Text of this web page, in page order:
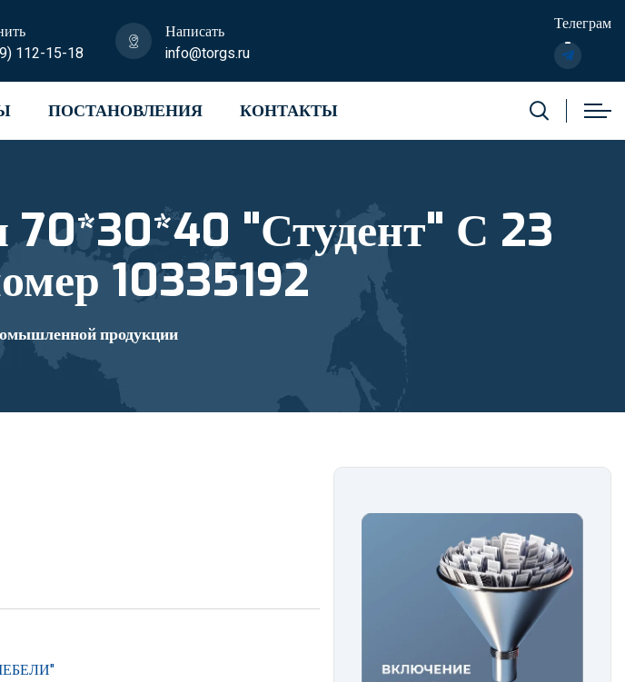
112-15-18
Написать
info@torgs.ru
Телеграм
ПОСТАНОВЛЕНИЯ КОНТАКТЫ
70*30*40 "Студент" С 23
10335192
продукции